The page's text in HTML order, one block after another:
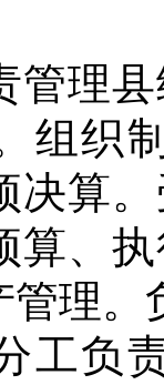
理县
组织
决算
算、
管理
负责